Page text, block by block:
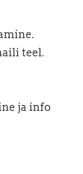
teel.
ja info